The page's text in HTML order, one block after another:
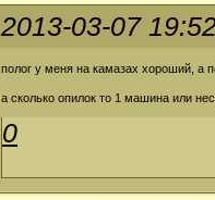
2013-03-07
полог у меня на камазах хороший, а
а сколько опилок то 1 машина или
0